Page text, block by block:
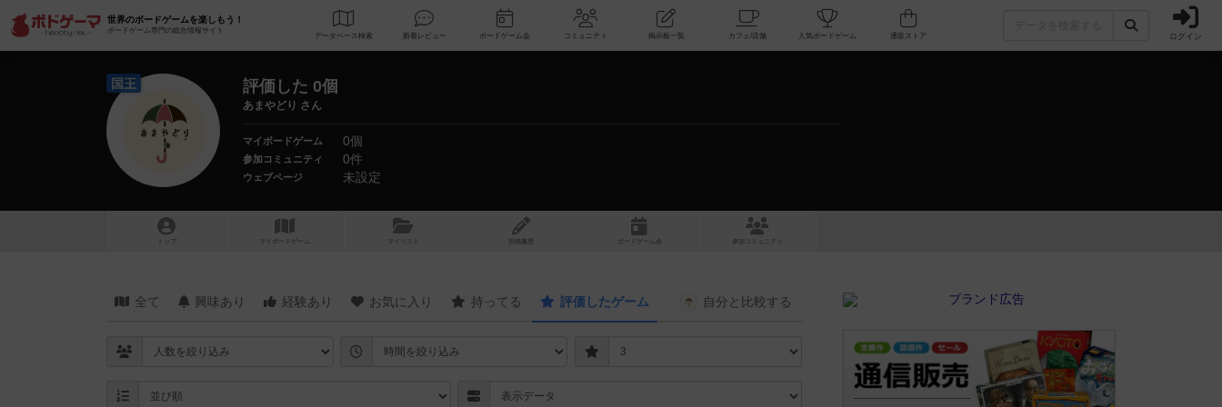
世界のボードゲームを楽しもう！
ボードゲーム専門の総合情報サイト
データベース 検索 新着レビュー ボードゲーム会 コミュニティ 掲示板一覧 カフェ/店舗 人気ボードゲーム ログイン
国王 評価した 0個
あまやどり さん
マイボードゲーム 0個
参加コミュニティ 0件
ウェブページ 未設定
トップ マイボードゲーム マイリスト 投稿履歴 ボ ドゲ ーム コミュニティ
全て 興味あり 経験あり お気に入り 持ってる 評価したゲーム 自分と 比較する